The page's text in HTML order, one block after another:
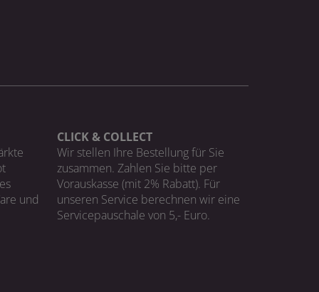
und
CLICK & COLLECT
Wir stellen Ihre Bestellung für Sie
zusammen. Zahlen Sie bitte per
Vorauskasse (mit 2% Rabatt). Für
unseren Service berechnen wir eine
Servicepauschale von 5,- Euro.